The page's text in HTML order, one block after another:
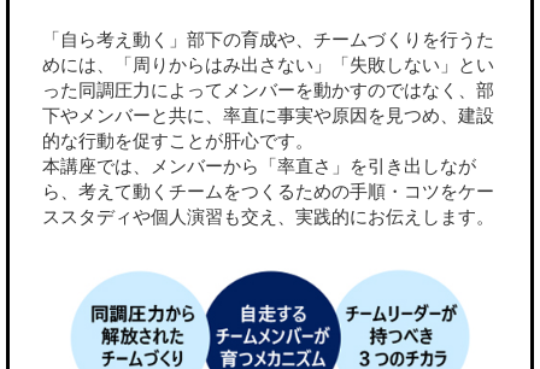
「自ら考え動く」部下の育成や、チームづくりを行うた
めには、「周りからはみ出さない」「失敗しない」とい
った同調圧力によってメンバーを動かすのではなく、部
下やメンバーと共に、率直に事実や原因を見つめ、建設
的な行動を促すことが肝心です。
本講座では、メンバーから「率直さ」を引き出しなが
ら、考えて動くチームをつくるための手順・コツをケー
ススタディや個人演習も交え、実践的にお伝えします。